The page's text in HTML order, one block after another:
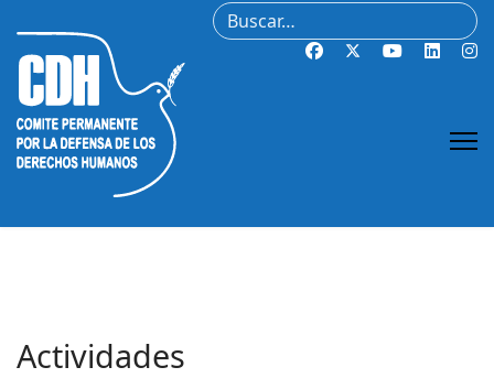
Buscar
Actividades